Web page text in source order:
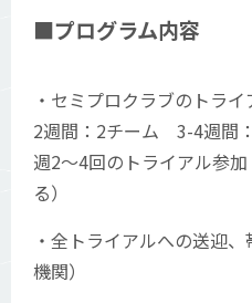
■プログラム内容
・セミプロクラブのトラ
2週間：2チーム 3-4週間
週2〜4回のトライアル参
る）
・全トライアルへの送迎
機関）